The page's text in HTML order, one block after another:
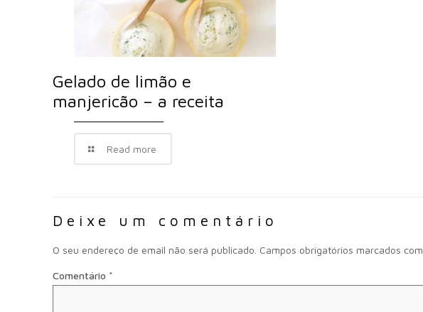
Gelado de limão e
manjericão – a receita
Read more
Deixe um comentário
O seu endereço de email não será publicado. Campos obrigatórios marcados com
Comentário *